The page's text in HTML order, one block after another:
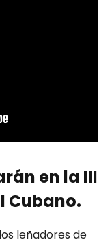
en la III
Cubano.
leñadores de